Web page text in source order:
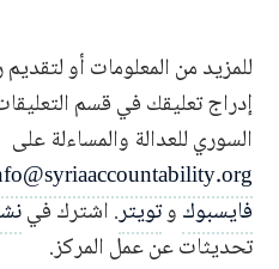
للمزيد من المعلومات أو
إدراج تعليقك في قسم
السوري للعدالة والمساءلة على
فايسبوكوتويتر. اشترك في
تحديثات عن عمل المركز.